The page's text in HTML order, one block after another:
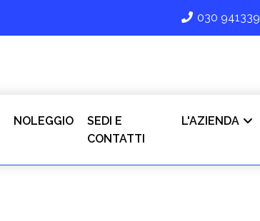
030 941339
NOLEGGIO
SEDI E
CONTATTI
L'AZIENDA